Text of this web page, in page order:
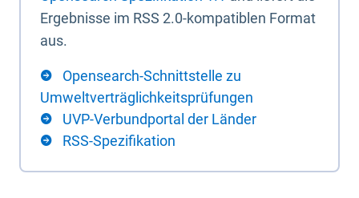
Ergebnisse im RSS 2.0-kompatiblen Format
aus.
Opensearch-Schnittstelle zu
Umweltverträglichkeitsprüfungen
UVP-Verbundportal der Länder
RSS-Spezifikation